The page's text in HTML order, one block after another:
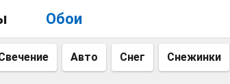
Обои
Авто Снег Снежинки